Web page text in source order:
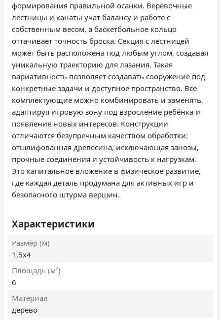
формирования правильной осанки. Верёвочные
лестницы и канаты учат балансу и работе с
собственным весом, а баскетбольное кольцо
оттачивает точность броска. Секция с лестницей
может быть расположена под любым углом, создавая
уникальную траекторию для лазания. Такая
вариативность позволяет создавать сооружение под
конкретные задачи и доступное пространство. Все
комплектующие можно комбинировать и заменять,
адаптируя игровую зону под взросление ребёнка и
появление новых интересов. Конструкции
отличаются безупречным качеством обработки:
отшлифованная древесина, исключающая занозы,
прочные соединения и устойчивость к нагрузкам.
Это капитальное вложение в физическое развитие,
где каждая деталь продумана для активных игр и
безопасного штурма вершин.
Характеристики
Размер (м)
1,5х4
Площадь (м²)
6
Материал
дерево